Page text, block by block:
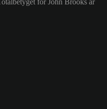
för John Brooks är